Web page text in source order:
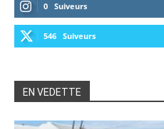
0 Suiveurs
546 Suiveurs
EN VEDETTE